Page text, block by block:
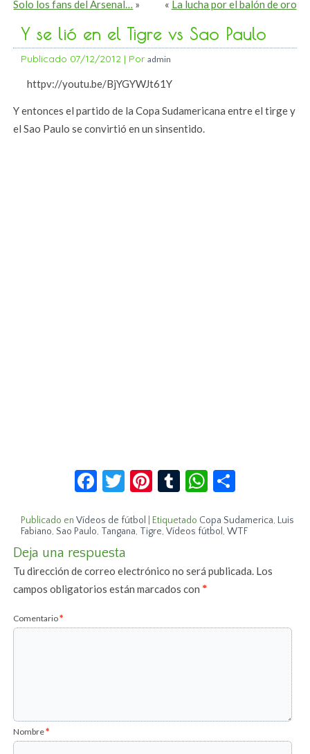
Solo los fans del Arsenal… » « La lucha por el balón de oro
Y se lió en el Tigre vs Sao Paulo
Publicado 07/12/2012 | Por admin
httpv://youtu.be/BjYGYWJt61Y
Y entonces el partido de la Copa Sudamericana entre el tirge y
el Sao Paulo se convirtió en un sinsentido.
Facebook
Twitter
Pinterest
TumblrWhatsApp
Publicado en Vídeos de fútbol Etiquetado Copa Sudamerica, Luis
Fabiano, Sao Paulo, Tangana, Tigre,Vídeos fútbol,WTF
Deja una respuesta
Tu dirección de correo electrónico no será publicada. Los
campos obligatorios están marcados con*
Comentario*
Nombre*